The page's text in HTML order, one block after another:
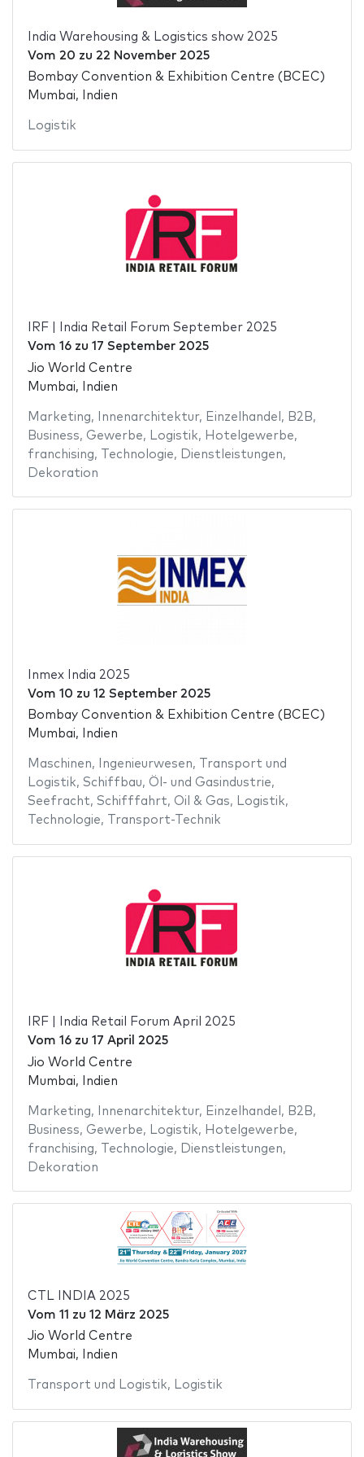
India Warehousing & Logistics show 2025
Vom 20 zu 22 November 2025
Bombay Convention & Exhibition Centre (BCEC)
Mumbai, Indien
Logistik
IRF | India Retail Forum September 2025
Vom 16zu 17 September 2025
Jio World Centre
Mumbai, Indien
Marketing, Innenarchitektur, Einzelhandel , B2B,
Business, Gewerbe, Logistik, Hotelgewerbe,
franchising, Technologie, Dienstleistungen,
Dekoration
Inmex India 2025
Vom 10 zu 12 September 2025
Bombay Convention & Exhibition Centre (BCEC)
Mumbai, Indien
Maschinen, Ingenieurwesen,
Transport und
Logistik, Schiffbau, Öl- und Gasindustrie,
Seefracht, Schifffahrt, Oil & Gas, Logistik,
Technologie, Transport-Technik
IRF | India Retail Forum April 2025
Vom 16zu 17 April 2025
Jio World Centre
Mumbai, Indien
Marketing, Innenarchitektur, Einzelhandel , B2B,
Business, Gewerbe, Logistik, Hotelgewerbe,
franchising, Technologie, Dienstleistungen,
Dekoration
CTL INDIA 2025
Vom 11 zu 12 März 2025
Jio World Centre
Mumbai, Indien
Transport und Logistik, Logistik